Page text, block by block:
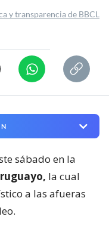
y transparencia de BBCL
sábado en la
la cual
a las afueras